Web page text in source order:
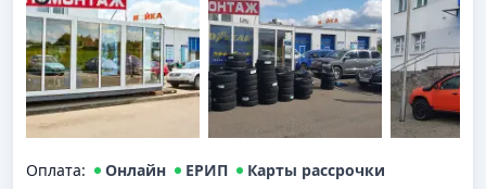
Оплата: Онлайн ЕРИП
Карты рассрочки